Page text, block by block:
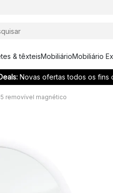
& têxteisMobiliárioMobiliário
Novas ofertas todos os fins
removível magnético